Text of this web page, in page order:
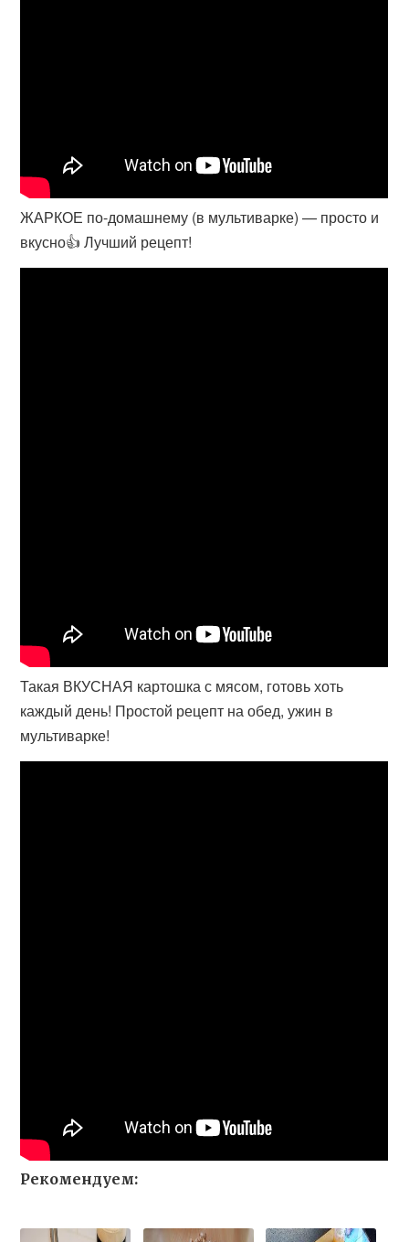
ЖАРКОЕ по-домашнему (в мультиварке) — просто и
вкусно👍 Лучший рецепт!
Такая ВКУСНАЯ картошка с мясом, готовь хоть
каждый день! Простой рецепт на обед, ужин в
мультиварке!
Рекомендуем: